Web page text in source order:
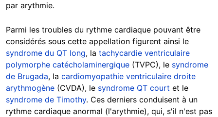
par arythmie.
Parmi les troubles du rythme cardiaque pouvant être
considérés sous cette appellation figurent ainsi le
syndrome du QT long, la tachycardie ventriculaire
polymorphe catécholaminergique (TVPC), le syndrome
de Brugada, la cardiomyopathie ventriculaire droite
arythmogène (CVDA), le syndrome QT court et le
syndrome de Timothy. Ces derniers conduisent à un
rythme cardiaque anormal (l'arythmie), qui, s'il n'est pas